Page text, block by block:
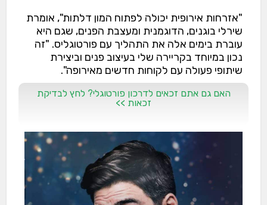
"אזרחות אירופית יכולה לפתוח המון דלתות", אומרת
שירלי בוגנים, הדוגמנית ומעצבת הפנים, שגם היא
עוברת בימים אלה את התהליך עם פורטוגליס. "זה
נכון במיוחד בקריירה שלי בעיצוב פנים וביצירת
שיתופי פעולה עם לקוחות חדשים מאירופה".
האם גם אתם זכאים לדרכון פורטוגלי? לחץ לבדיקת
זכאות >>